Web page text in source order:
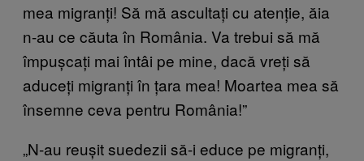
mea migranți! Să mă ascultați cu atenție, ăia
n-au ce căuta în România. Va trebui să mă
împușcați mai întâi pe mine, dacă vreți să
aduceți migranți în țara mea! Moartea mea să
însemne ceva pentru România!”
„N-au reușit suedezii să-i educe pe migranți,